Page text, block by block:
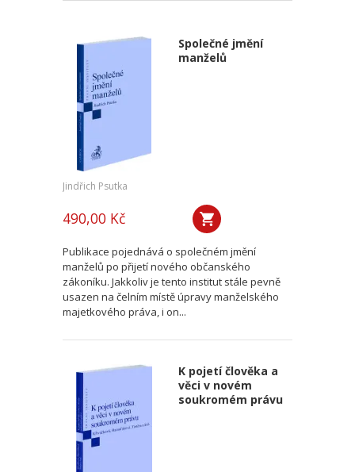
Společné jmění
manželů
Jindřich Psutka
490,00 Kč
Publikace pojednává o společném jmění
manželů po přijetí nového občanského
zákoníku. Jakkoliv je tento institut stále pevně
usazen na čelním místě úpravy manželského
majetkového práva, i on...
K pojetí člověka a
věci v novém
soukromém právu